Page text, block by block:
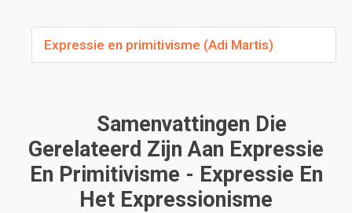
Expressie en primitivisme (Adi Martis)
Samenvattingen Die
Gerelateerd Zijn Aan Expressie
En Primitivisme - Expressie En
Het Expressionisme